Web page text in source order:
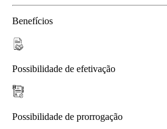
Benefícios
Possibilidade de efetivação
Possibilidade de prorrogação